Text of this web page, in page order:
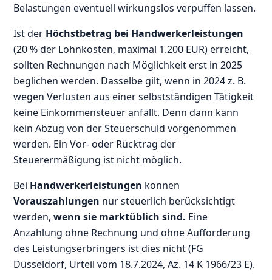
Belastungen eventuell wirkungslos verpuffen lassen.
Ist der Höchstbetrag bei Handwerkerleistungen
(20 % der Lohnkosten, maximal 1.200 EUR) erreicht,
sollten Rechnungen nach Möglichkeit erst in 2025
beglichen werden. Dasselbe gilt, wenn in 2024 z. B.
wegen Verlusten aus einer selbstständigen Tätigkeit
keine Einkommensteuer anfällt. Denn dann kann
kein Abzug von der Steuerschuld vorgenommen
werden. Ein Vor- oder Rücktrag der
Steuerermäßigung ist nicht möglich.
Bei Handwerkerleistungen können
Vorauszahlungen nur steuerlich berücksichtigt
werden,wenn sie marktüblich sind. Eine
Anzahlung ohne Rechnung und ohne Aufforderung
des Leistungserbringers ist dies nicht (FG
Düsseldorf, Urteil vom 18.7.2024, Az. 14 K 1966/23 E).